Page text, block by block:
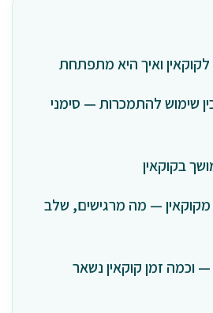
ואיך היא מתפתחת
שימוש להתמכרות — סימני
בקוקאין
מקוקאין — מה מרגישים, שלב
וכמה זמן קוקאין נשאר